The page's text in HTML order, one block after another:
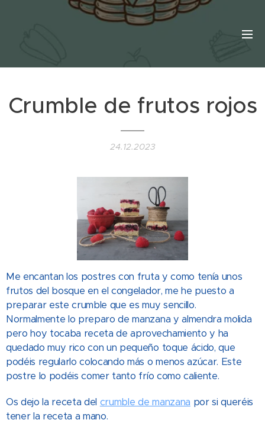
Crumble de frutos rojos
24.12.2023
Me encantan los postres con fruta y como tenía unos
frutos del bosque en el congelador, me he puesto a
preparar este crumble que es muy sencillo.
Normalmente lo preparo de manzana y almendra molida
pero hoy tocaba receta de aprovechamiento y ha
quedado muy rico con un pequeño toque ácido, que
podéis regularlo colocando más o menos azúcar. Este
postre lo podéis comer tanto frío como caliente.
Os dejo la receta del crumble de manzana por si queréis
tener la receta a mano.